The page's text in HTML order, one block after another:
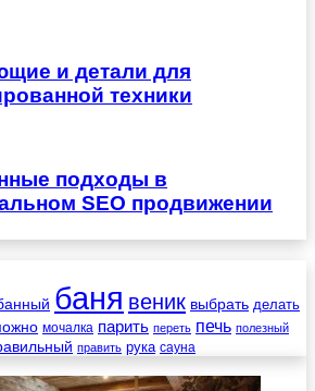
и детали для
техники
подходы в
SEO продвижении
баня веник выбрать делать
мочалка парить переть печь полезный
править рука сауна